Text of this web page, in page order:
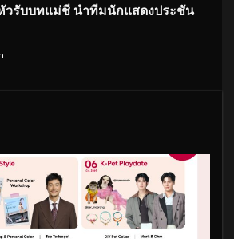
วรับบทแม่ชี นำทีมนักแสดงประชัน